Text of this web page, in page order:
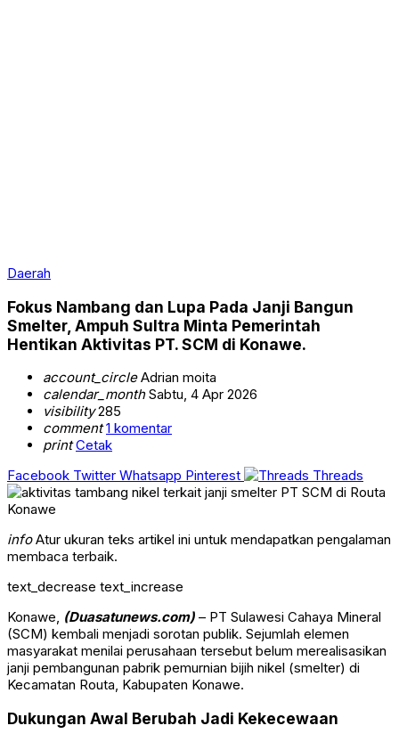
Daerah
Fokus Nambang dan Lupa Pada Janji Bangun
Smelter, Ampuh Sultra Minta Pemerintah
Hentikan Aktivitas PT. SCM di Konawe.
account_circleAdrian moita
calendar_monthSabtu, 4 Apr 2026
visibility285
comment 1 komentar
print Cetak
Facebook Twitter Whatsapp Pinterest Threads
infoAtur ukuran teks artikel ini untuk mendapatkan pengalaman
membaca terbaik.
text_decrease text_increase
Konawe, (Duasatunews.com) – PT Sulawesi Cahaya Mineral
(SCM) kembali menjadi sorotan publik. Sejumlah elemen
masyarakat menilai perusahaan tersebut belum merealisasikan
janji pembangunan pabrik pemurnian bijih nikel (smelter) di
Kecamatan Routa, Kabupaten Konawe.
Dukungan Awal Berubah Jadi Kekecewaan